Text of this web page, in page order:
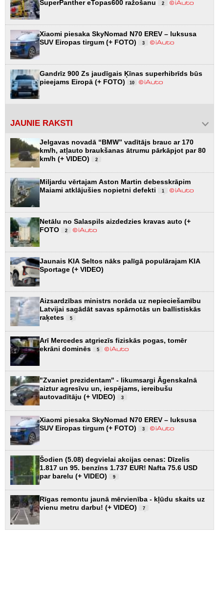
SuperPanther eTopas600 ražošanu 2
Xiaomi piesaka SkyNomad N70 EREV – luksusa
SUV Eiropas tirgum (+ FOTO)
3
Gandrīz 900 Zs jaudīgais Ķīnas superhibrīds būs
pieejams Eiropā (+ FOTO)
10
JAUNIE RAKSTI
Jelgavas novadā “BMW” vadītājs brauc ar 170
km/h, atļauto braukšanas ātrumu pārkāpjot par 80
km/h (+ VIDEO)
2
Miljardu vērtajam Aston Martin debesskrāpim
Maiami atklājušies nopietni defekti
1
Netālu no Salaspils aizdedzies kravas auto (+
FOTO
2
Jaunais KIA Seltos nāks palīgā populārajam KIA
Sportage (+ VIDEO)
Aizsardzības ministrs norāda uz nepieciešamību
Latvijai sagādāt savas spārnotās un ballistiskās
raķetes
5
Arī Mercedes atgriezīs fiziskās pogas, tomēr
ekrāni dominēs
5
"Zvaniet prezidentam" - likumsargi Āgenskalnā
aiztur agresīvu un, iespējams, iereibušu
autovadītāju (+ VIDEO)
3
Xiaomi piesaka SkyNomad N70 EREV – luksusa
SUV Eiropas tirgum (+ FOTO)
3
Šodien (5.08) degvielai akcijas cenas: Dīzelis
1.817 un 95. benzīns 1.737 EUR! Nafta 75.6 USD
par barelu (+ VIDEO)
9
Rīgas remontu jaunā mērvienība - kļūdu skaits uz
vienu metru darbu! (+ VIDEO)
7